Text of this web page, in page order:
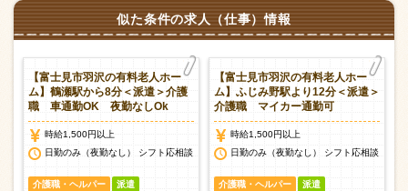
似た条件の求人（仕事）情報
【富士見市羽沢の有料老人ホー
ム】鶴瀬駅から8分＜派遣＞介護
職 車通勤OK 夜勤なしOk
時給1,500円以上
日勤のみ（夜勤なし） シフト応相談
介護職・ヘルパー 派遣
【富士見市羽沢の有料老人ホー
ム】ふじみ野駅より12分＜派遣＞
介護職 マイカー通勤可
時給1,500円以上
日勤のみ（夜勤なし） シフト応相談
介護職・ヘルパー 派遣